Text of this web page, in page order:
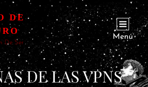
DE
De Ser
Menú
DE LAS VPNS